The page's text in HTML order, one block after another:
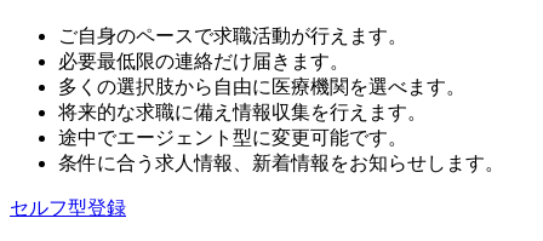
ご自身のペースで求職活動が行えます。
必要最低限の連絡だけ届きます。
多くの選択肢から自由に医療機関を選べます。
将来的な求職に備え情報収集を行えます。
途中でエージェント型に変更可能です。
条件に合う求人情報、新着情報をお知らせします。
セルフ型登録